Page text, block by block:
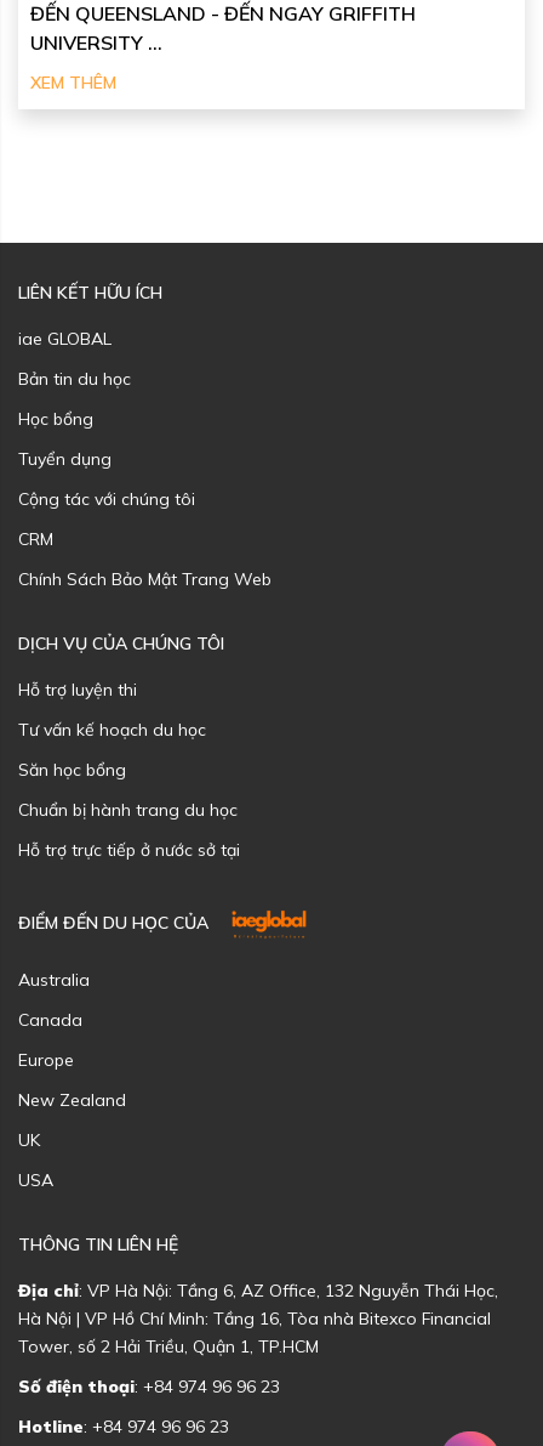
ĐẾN QUEENSLAND - ĐẾN NGAY GRIFFITH
UNIVERSITY ...
XEM THÊM
LIÊN KẾT HỮU ÍCH
iae GLOBAL
Bản tin du học
Học bổng
Tuyển dụng
Cộng tác với chúng tôi
CRM
Chính Sách Bảo Mật Trang Web
DỊCH VỤ CỦA CHÚNG TÔI
Hỗ trợ luyện thi
Tư vấn kế hoạch du học
Săn học bổng
Chuẩn bị hành trang du học
Hỗ trợ trực tiếp ở nước sở tại
ĐIỂM ĐẾN DU HỌC CỦA
Australia
Canada
Europe
New Zealand
UK
USA
THÔNG TIN LIÊN HỆ
Địa chỉ: VP Hà Nội: Tầng 6, AZ Office, 132 Nguyễn Thái Học,
Hà Nội | VP Hồ Chí Minh: Tầng 16, Tòa nhà Bitexco Financial
Tower, số 2 Hải Triều, Quận 1, TP.HCM
Số điện thoại: +84 974 96 96 23
Hotline: +84 974 96 96 23